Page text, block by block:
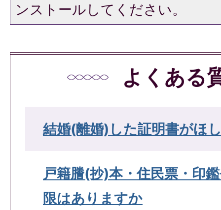
ンストールしてください。
よくある
結婚(離婚)した証明書がほ
戸籍謄(抄)本・住民票・印
限はありますか